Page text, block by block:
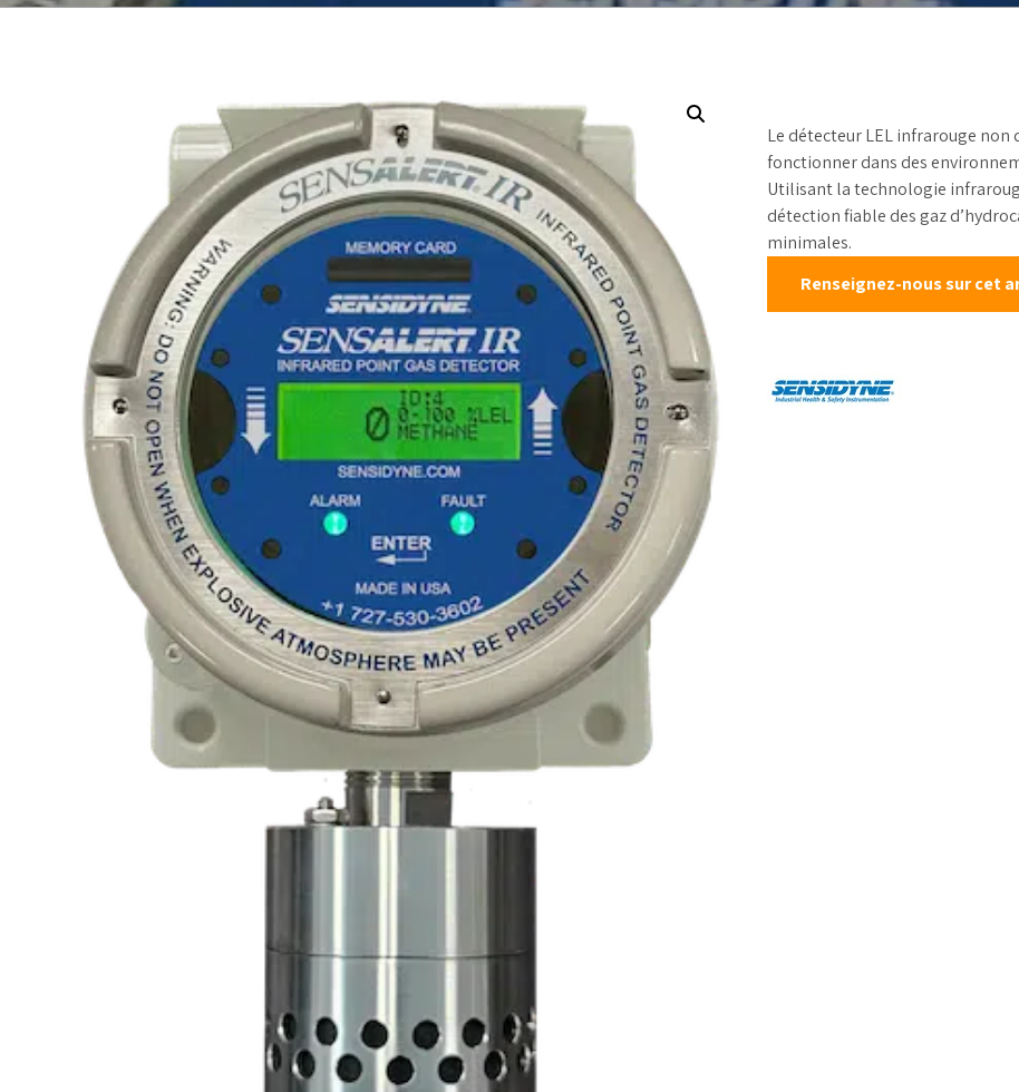
Télésurveillance
Qualité de l’eau
Échantillonneurs
d’eau
Débit canaux ouverts
Échantillonneurs
Solides en vrac et
Poussière et
Mesure de pression
Mesure de la
température
Réactifs
Le détecteur LEL infrarouge non
fonctionner dans des
Utilisant la technologie
détection fiable des gaz
minimales.
Renseignez-nous sur cet